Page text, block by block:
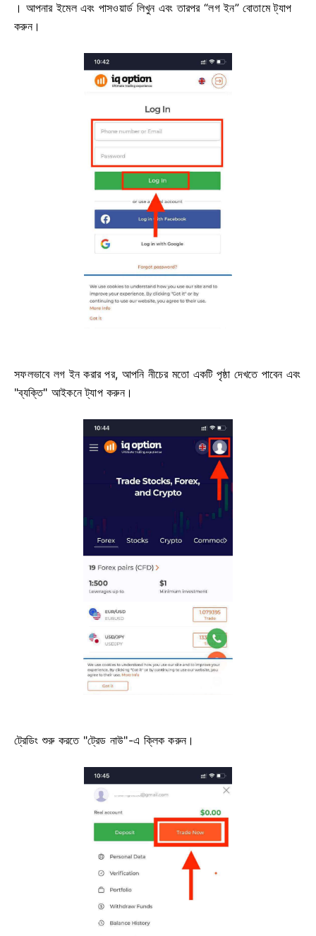
। আপনার ইমেল এবং পাসওয়ার্ড লিখুন এবং তারপর “লগ ইন” বোতামে ট্যাপ
করুন।
সফলভাবে লগ ইন করার পর, আপনি নীচের মতো একটি পৃষ্ঠা দেখতে পাবেন এবং
"ব্যক্তি" আইকনে ট্যাপ করুন।
ট্রেডিং শুরু করতে "ট্রেড নাউ"-এ ক্লিক করুন।